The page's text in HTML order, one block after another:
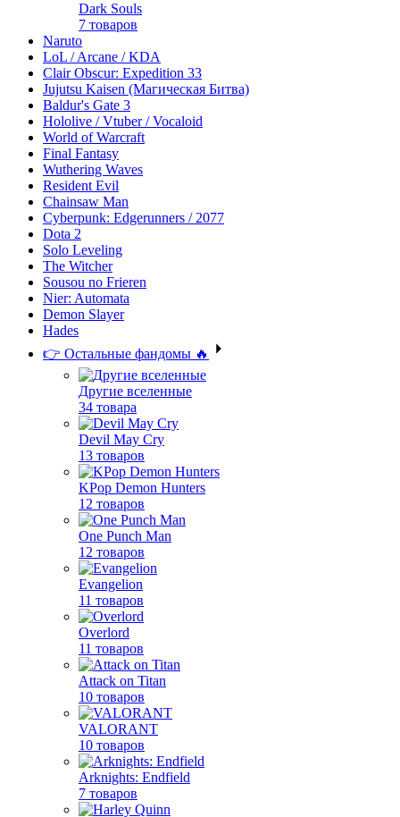
Dark Souls
7 товаров
Naruto
LoL / Arcane / KDA
Clair Obscur: Expedition 33
Jujutsu Kaisen (Магическая Битва)
Baldur's Gate 3
Hololive / Vtuber / Vocaloid
World of Warcraft
Final Fantasy
Wuthering Waves
Resident Evil
Chainsaw Man
Cyberpunk: Edgerunners / 2077
Dota 2
Solo Leveling
The Witcher
Sousou no Frieren
Nier: Automata
Demon Slayer
Hades
👉 Остальные фандомы 🔥
Другие вселенные
34 товара
Devil May Cry
13 товаров
KPop Demon Hunters
12 товаров
One Punch Man
12 товаров
Evangelion
11 товаров
Overlord
11 товаров
Attack on Titan
10 товаров
VALORANT
10 товаров
Arknights: Endfield
7 товаров